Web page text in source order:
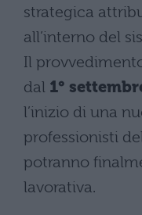
strategica
all’interno del
Il
dal 1°
l’inizio di una
professionisti
potranno
lavorativa.